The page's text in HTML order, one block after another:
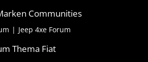
Communities
Jeep 4xe Forum
Thema Fiat